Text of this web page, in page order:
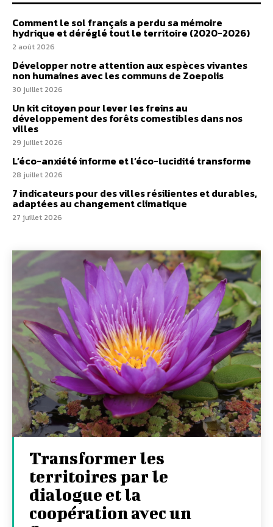
Comment le sol français a perdu sa mémoire
hydrique et déréglé tout le territoire (2020-2026)
2 août 2026
Développer notre attention aux espèces vivantes
non humaines avec les communs de Zoepolis
30 juillet 2026
Un kit citoyen pour lever les freins au
développement des forêts comestibles dans nos
villes
29 juillet 2026
L’éco-anxiété informe et l’éco-lucidité transforme
28 juillet 2026
7 indicateurs pour des villes résilientes et durables,
adaptées au changement climatique
27 juillet 2026
Transformer les
territoires par le
dialogue et la
coopération avec un